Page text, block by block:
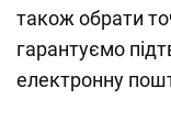
також обрати
гарантуємо
електронну